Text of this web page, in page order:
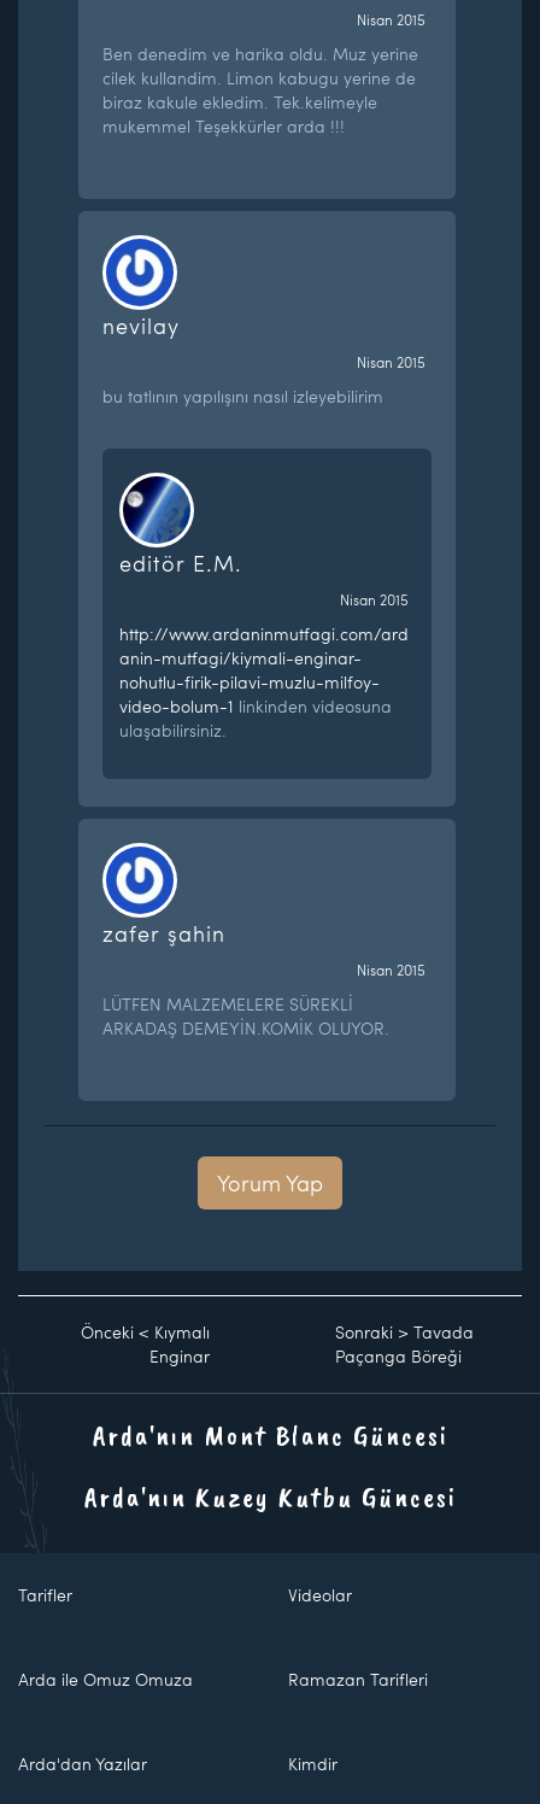
Nisan 2015
Ben denedim ve harika oldu. Muz yerine
cilek kullandim. Limon kabugu yerine de
biraz kakule ekledim. Tek.kelimeyle
mukemmel Teşekkürler arda !!!
nevilay
Nisan 2015
bu tatlının yapılışını nasıl izleyebilirim
editör E.M.
Nisan 2015
http://www.ardaninmutfagi.com/ard
anin-mutfagi/kiymali-enginar-
nohutlu-firik-pilavi-muzlu-milfoy-
video-bolum-1 linkinden videosuna
ulaşabilirsiniz.
zafer şahin
Nisan 2015
LÜTFEN MALZEMELERE SÜREKLİ
ARKADAŞ DEMEYİN.KOMİK OLUYOR.
Yorum Yap
Önceki < Kıymalı
Enginar
Sonraki >Tavada
Paçanga Böreği
Arda'nın Mont Blanc Güncesi
Arda'nın Kuzey Kutbu Güncesi
Tarifler Videolar
Arda ile Omuz Omuza Ramazan Tarifleri
Arda'dan Yazılar Kimdir